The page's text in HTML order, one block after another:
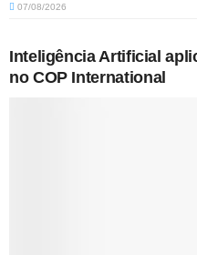
07/08/2026
Inteligência Artificial
no COP International